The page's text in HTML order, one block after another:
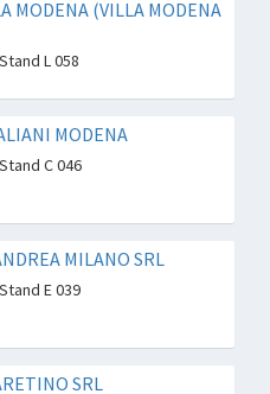
MODENA (VILLA MODENA
L 058
MODENA
C 046
MILANO SRL
E 039
SRL